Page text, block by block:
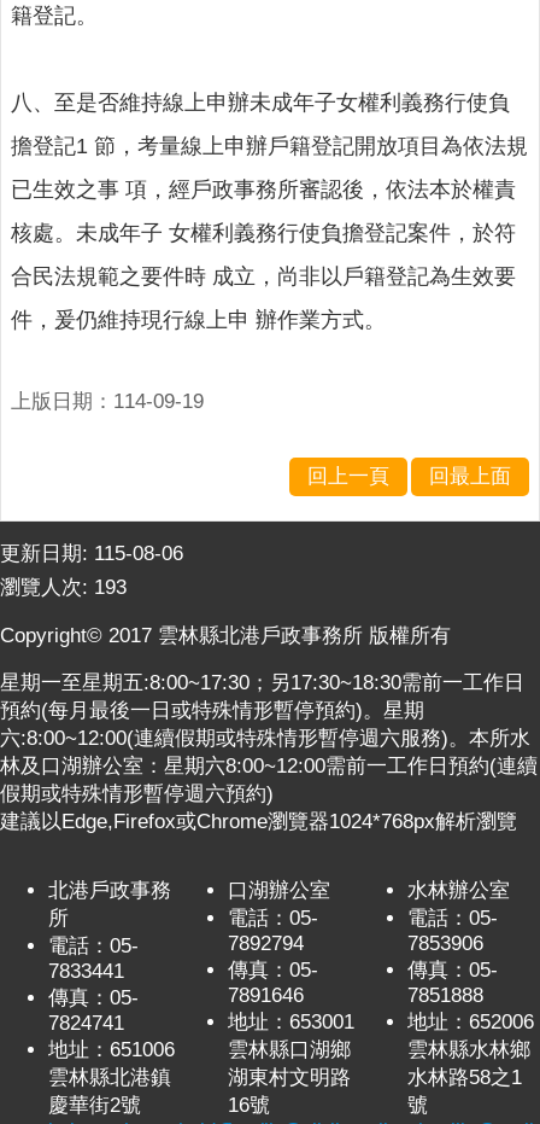
籍登記。
八、至是否維持線上申辦未成年子女權利義務行使負
擔登記1 節，考量線上申辦戶籍登記開放項目為依法規
已生效之事 項，經戶政事務所審認後，依法本於權責
核處。未成年子 女權利義務行使負擔登記案件，於符
合民法規範之要件時 成立，尚非以戶籍登記為生效要
件，爰仍維持現行線上申 辦作業方式。
上版日期：114-09-19
回上一頁 回最上面
更新日期: 115-08-06
瀏覽人次: 193
Copyright© 2017 雲林縣北港戶政事務所 版權所有
星期一至星期五:8:00~17:30；另17:30~18:30需前一工作日
預約(每月最後一日或特殊情形暫停預約)。星期
六:8:00~12:00(連續假期或特殊情形暫停週六服務)。本所水
林及口湖辦公室：星期六8:00~12:00需前一工作日預約(連續
假期或特殊情形暫停週六預約)
建議以Edge,Firefox或Chrome瀏覽器1024*768px解析瀏覽
北港戶政事務
所
電話：05-
7833441
傳真：05-
7824741
地址：651006
雲林縣北港鎮
慶華街2號
口湖辦公室
電話：05-
7892794
傳真：05-
7891646
地址：653001
雲林縣口湖鄉
湖東村文明路
16號
水林辦公室
電話：05-
7853906
傳真：05-
7851888
地址：652006
雲林縣水林鄉
水林路58之1
號